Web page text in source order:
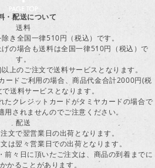
・配送について
送料
き全国一律510円（税込）です。
の場合も送料は全国一律510円（税込）で
す。
上のご注文で送料サービスとなります。
ードご利用の場合、商品代金合計2000円(税
送料サービスとなります。
クレジットカードがタミヤカードの場合で
用されませんのでご注意ください。
配送
文で翌営業日の出荷となります。
は翌々営業日での出荷となります。
前々日に頂いたご注文は、商品の到着までに
かることがあります。